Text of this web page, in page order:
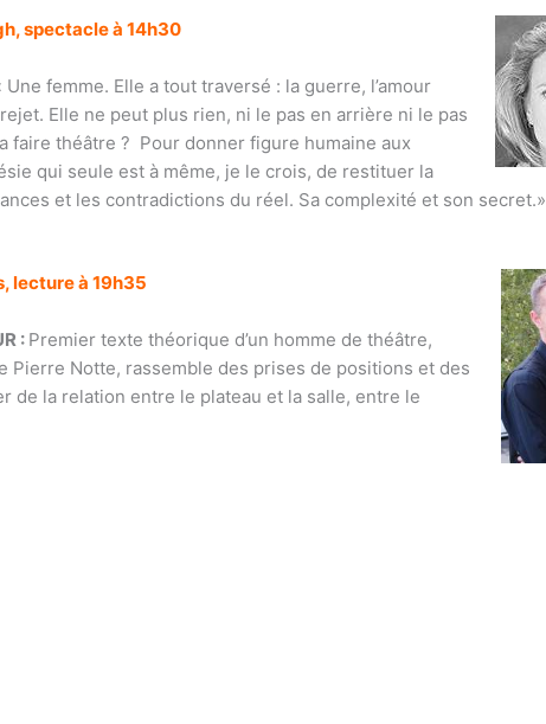
spectacle à 14h30
Une femme. Elle a tout traversé : la guerre, l’amour
Elle ne peut plus rien, ni le pas en arrière ni le pas
faire théâtre ? Pour donner figure humaine aux
qui seule est à même, je le crois, de restituer la
et les contradictions du réel. Sa complexité et son secret.»
lecture à 19h35
: Premier texte théorique d’un homme de théâtre,
Pierre Notte, rassemble des prises de positions et des
de la relation entre le plateau et la salle, entre le